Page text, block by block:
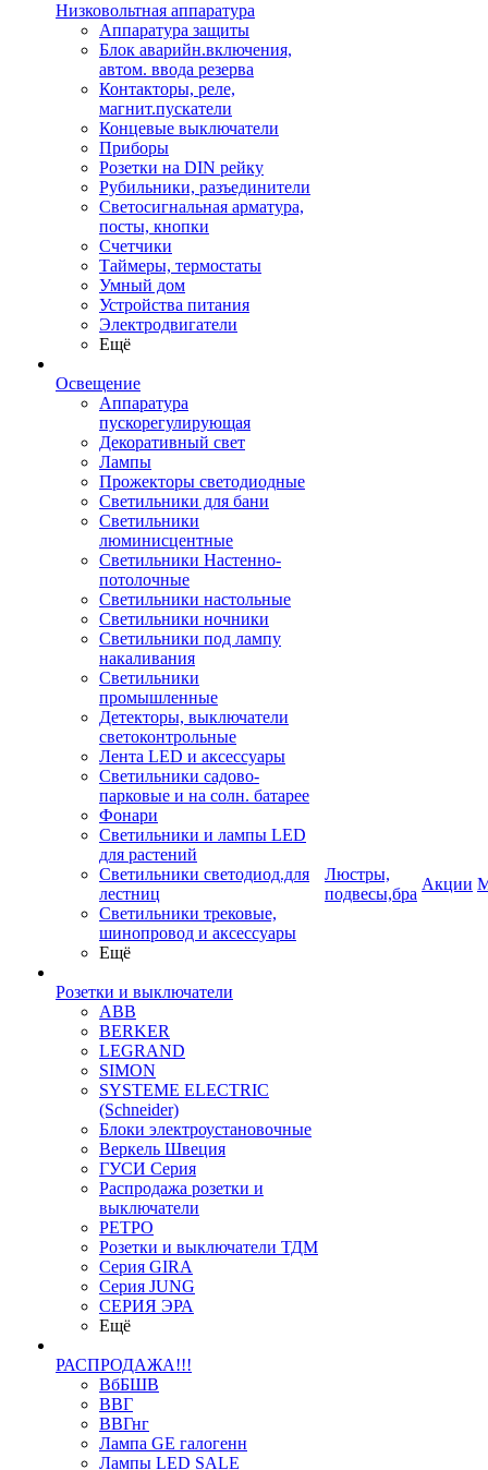
Низковольтная аппаратура
Аппаратура защиты
Блок аварийн.включения,
автом. ввода резерва
Контакторы, реле,
магнит.пускатели
Концевые выключатели
Приборы
Розетки на DIN рейку
Рубильники, разъединители
Светосигнальная арматура,
посты, кнопки
Счетчики
Таймеры, термостаты
Умный дом
Устройства питания
Электродвигатели
Ещё
Освещение
Аппаратура
пускорегулирующая
Декоративный свет
Лампы
Прожекторы светодиодные
Светильники для бани
Светильники
люминисцентные
Светильники Настенно-
потолочные
Светильники настольные
Светильники ночники
Светильники под лампу
накаливания
Светильники
промышленные
Детекторы, выключатели
светоконтрольные
Лента LED и аксессуары
Светильники садово-
парковые и на солн. батарее
Фонари
Светильники и лампы LED
для растений
Светильники светодиод.для
лестниц
Светильники трековые,
шинопровод и аксессуары
Ещё
Розетки и выключатели
ABB
BERKER
LEGRAND
SIMON
SYSTEME ELECTRIC
(Schneider)
Блоки электроустановочные
Веркель Швеция
ГУСИ Серия
Распродажа розетки и
выключатели
РЕТРО
Розетки и выключатели ТДМ
Серия GIRA
Серия JUNG
СЕРИЯ ЭРА
Ещё
РАСПРОДАЖА!!!
ВбБШВ
ВВГ
ВВГнг
Лампа GE галогенн
Лампы LED SALE
Люстры,
подвесы,бра
Акции